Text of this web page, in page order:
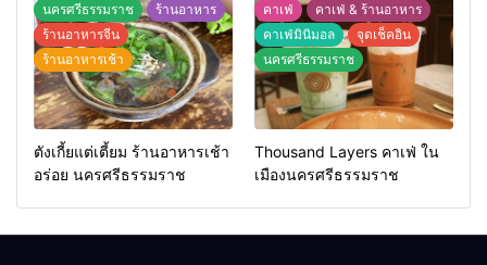
นครศรีธรรมราช
ร้านอาหาร
ร้านอาหารจีน
ร้านอาหารเช้า
ตังเกี้ยแต่เตี้ยม ร้านอาหารเช้า
อร่อย นครศรีธรรมราช
คาเฟ่
คาเฟ่ & ร้านอาหาร
คาเฟ่มินิมอล
จุดเช็คอิน
นครศรีธรรมราช
Thousand Layers คาเฟ่ ใน
เมืองนครศรีธรรมราช